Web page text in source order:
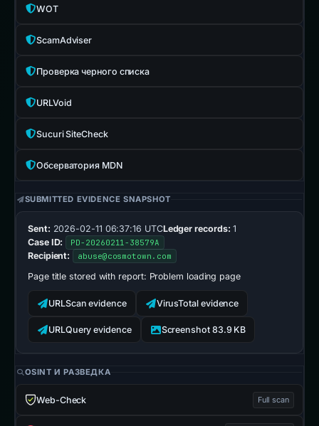
WOT
ScamAdviser
Проверка черного списка
URLVoid
Sucuri SiteCheck
Обсерватория MDN
SUBMITTED EVIDENCE SNAPSHOT
Sent: 2026-02-11 06:37:16 UTCLedger records: 1
Case ID:
PD-20260211-38579A
Recipient: abuse@cosmotown.com
Page title stored with report: Problem loading page
URLScan evidence VirusTotal evidence
URLQuery evidence Screenshot 83.9 KB
OSINT И РАЗВЕДКА
Web-Check Full scan